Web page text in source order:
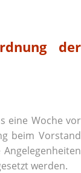
der
eine Woche vor
beim Vorstand
werden.